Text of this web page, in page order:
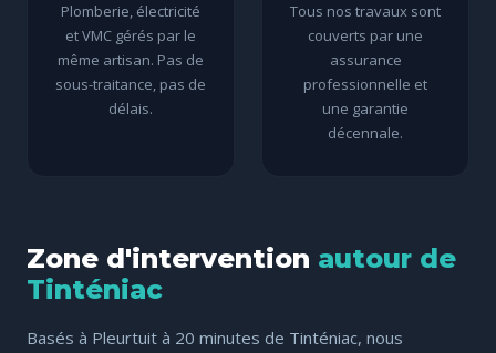
Plomberie, électricité
et VMC gérés par le
même artisan. Pas de
sous-traitance, pas de
délais.
Tous nos travaux sont
couverts par une
assurance
professionnelle et
une garantie
décennale.
Zone d'intervention autour de
Tinténiac
Basés à Pleurtuit à 20 minutes de Tinténiac, nous